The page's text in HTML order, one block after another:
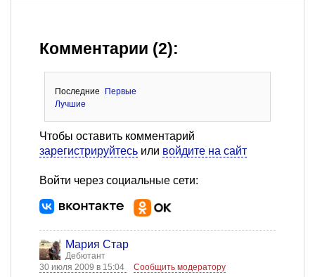
Комментарии (2):
Последние
Первые
Лучшие
Чтобы оставить комментарий
зарегистрируйтесь или войдите на сайт
Войти через социальные сети:
Мария Стар
Дебютант
30 июля 2009 в 15:04
Сообщить модератору